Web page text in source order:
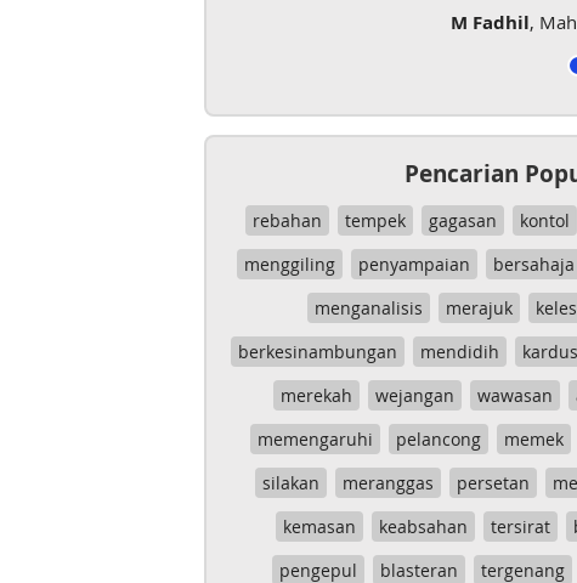
M Fadhil,
Pencarian
rebahan tempek gagasan kontol
menggiling
penyampaian bersahaja
menganalisis
merajuk
berkesinambungan
mendidih kardus
merekah
wejangan wawasan
memengaruhi
pelancong memek
silakan
meranggas persetan
kemasan
keabsahan tersirat
pengepul
blasteran tergenang